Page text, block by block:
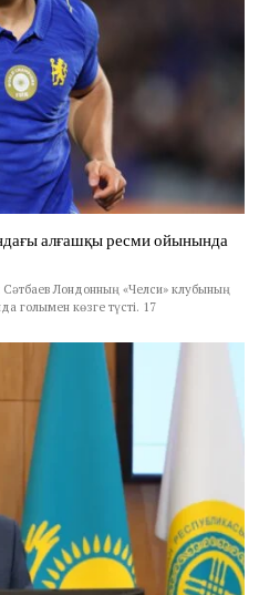
алғашқы ресми ойынында
Лондонның «Челси» клубының
голымен көзге түсті. 17